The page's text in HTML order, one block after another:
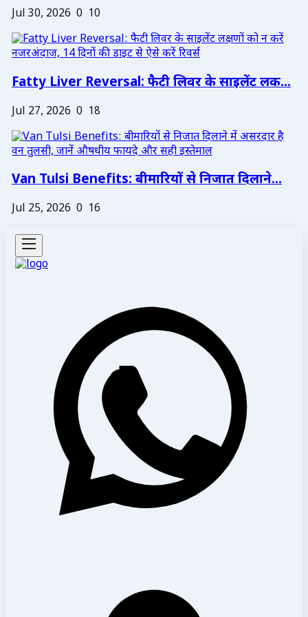
Jul 30, 2026 0 10
Fatty Liver Reversal: फैटी लिवर के साइलेंट लक...
Jul 27, 2026 0 18
Van Tulsi Benefits: बीमारियों से निजात दिलाने...
Jul 25, 2026 0 16